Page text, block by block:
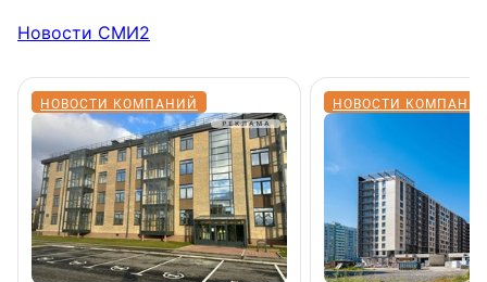
Новости СМИ2
НОВОСТИ КОМПАНИЙ НОВОСТИ